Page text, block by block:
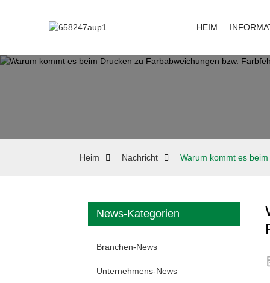
HEIM
Heim Nachricht Warum kommt es
News-Kategorien
Branchen-News
Unternehmens-News